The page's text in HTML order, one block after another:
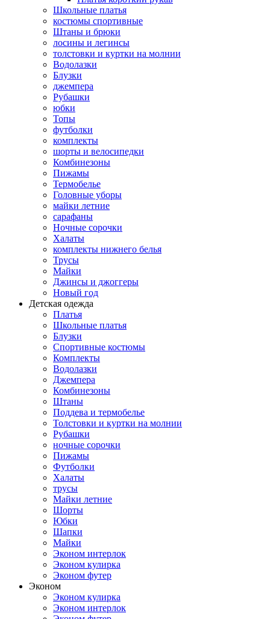
Школьные платья
костюмы спортивные
Штаны и брюки
лосины и легинсы
толстовки и куртки на молнии
Водолазки
Блузки
джемпера
Рубашки
юбки
Топы
футболки
комплекты
шорты и велосипедки
Комбинезоны
Пижамы
Термобелье
Головные уборы
майки летние
сарафаны
Ночные сорочки
Халаты
комплекты нижнего белья
Трусы
Майки
Джинсы и джоггеры
Новый год
Детская одежда
Платья
Школьные платья
Блузки
Спортивные костюмы
Комплекты
Водолазки
Джемпера
Комбинезоны
Штаны
Поддева и термобелье
Толстовки и куртки на молнии
Рубашки
ночные сорочки
Пижамы
Футболки
Халаты
трусы
Майки летние
Шорты
Юбки
Шапки
Майки
Эконом интерлок
Эконом кулирка
Эконом футер
Эконом
Эконом кулирка
Эконом интерлок